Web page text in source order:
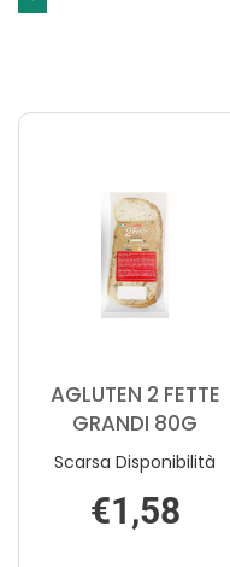
AGLUTEN 2 FETTE
GRANDI 80G
Scarsa Disponibilità
€1,58